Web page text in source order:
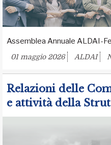
Assemblea Annuale ALDAI-
01 maggio 2026 ALDAI
Relazioni delle
e attività della